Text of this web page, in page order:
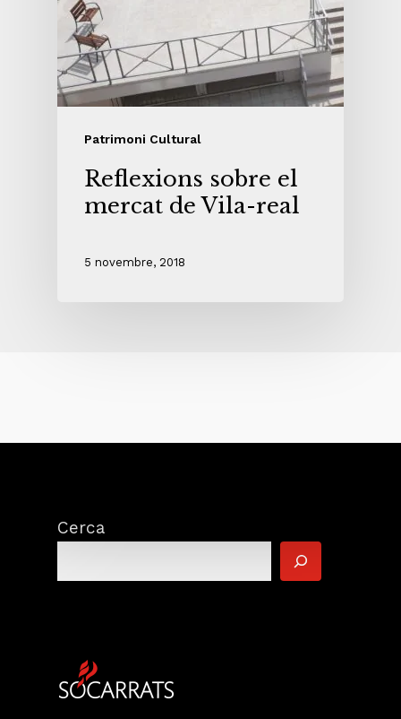
Patrimoni Cultural
Reflexions sobre el
mercat de Vila-real
5 novembre, 2018
Cerca